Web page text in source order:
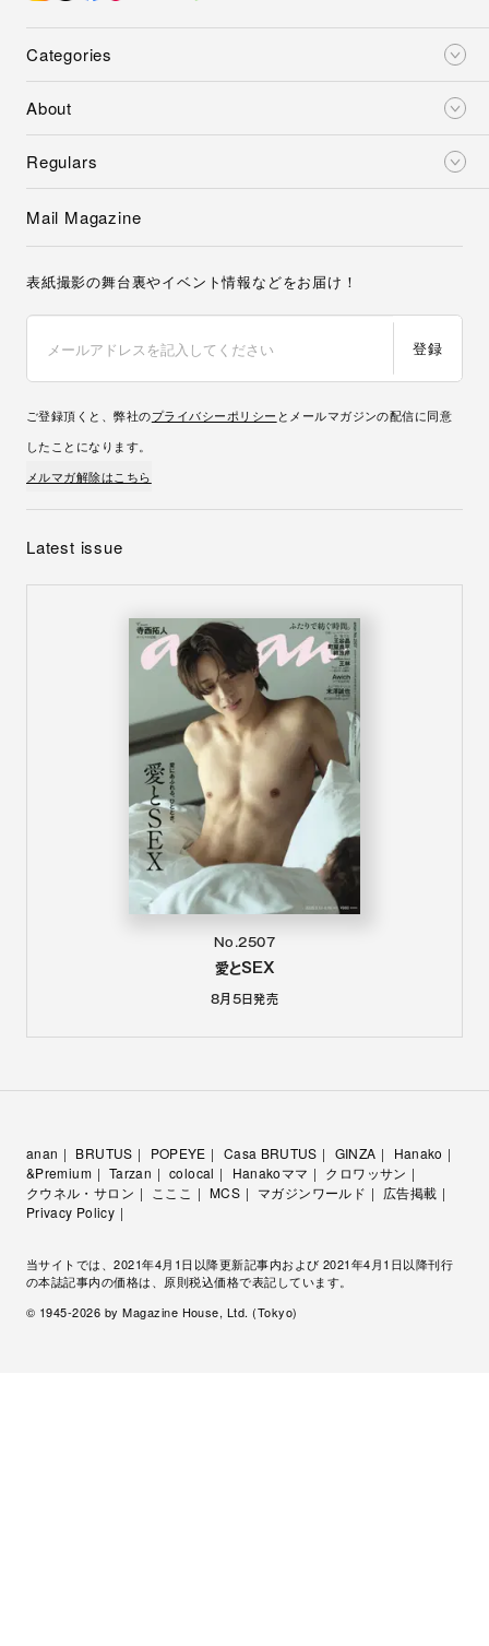
Categories
About
Regulars
Mail Magazine
表紙撮影の舞台裏やイベント情報などをお届け！
登録
ご登録頂くと、弊社のプライバシーポリシー とメールマガジンの配信に同意
したことになります。
メルマガ解除はこちら
Latest issue
No.2507
愛とSEX
8月5日発売
anan BRUTUS POPEYE Casa BRUTUS GINZA
Hanako
&Premium
Tarzan colocal Hanakoママ
クロワッサン
クウネル・サロン
こここ MCS マガジンワールド
広告掲載
Privacy Policy
当サイトでは、2021年4月1日以降更新記事内および 2021年4月1日以降刊行
の本誌記事内の価格は、原則税込価格で表記しています。
© 1945-2026 by Magazine House, Ltd. (Tokyo)